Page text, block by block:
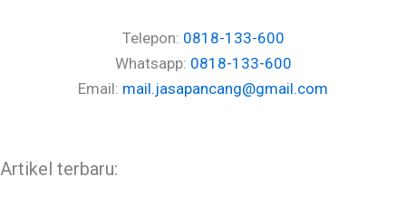
Telepon: 0818-133-600
Whatsapp: 0818-133-600
Email: mail.jasapancang@gmail.com
Artikel terbaru: